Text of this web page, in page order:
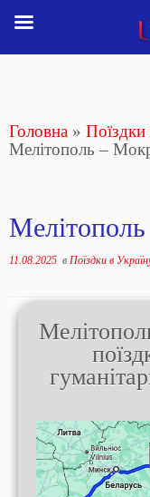
Головна » Поїздки
Мелітополь –
11.08.2025 в Поїздки в